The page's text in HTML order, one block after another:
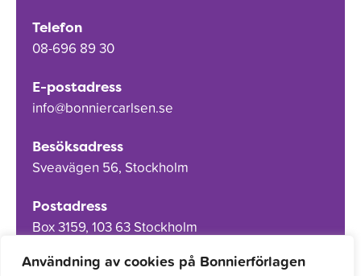
Användning av cookies på Bonnierförlagen
Telefon
08-696 89 30
E-postadress
info@bonniercarlsen.se
Besöksadress
Sveavägen 56, Stockholm
Postadress
Box 3159, 103 63 Stockholm